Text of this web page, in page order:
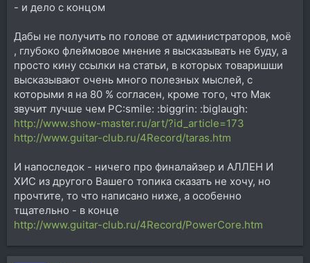
- и дело с концом
Дабы не получить по голове от администраторов, моё
, глубоко флеймовое мнение я высказывать не буду, а
просто кину ссылки на статьи, в которых товаришши
высказывают очень много полезных мыслей, с
которыми я на 80 % согласен, кроме того, что Мак
звучит лучше чем РС:smile: :biggrin: :biglaugh:
http://www.show-master.ru/art/?id_article=173
http://www.guitar-club.ru/4Record/taras.htm
И напоследок - ничего про финалайзер и АЛЛЕН И
ХИС из другого Вашего топика сказать не хочу, но
прочтите, то что написано ниже, а особенно
тщательно - в конце
http://www.guitar-club.ru/4Record/PowerCore.htm